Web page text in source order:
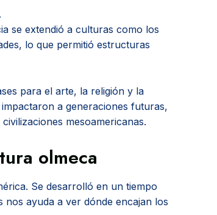
se extendió a culturas como los
lo que permitió estructuras
para el arte, la religión y la
a generaciones futuras,
mesoamericanas.
olmeca
Se desarrolló en un tiempo
ayuda a ver dónde encajan los